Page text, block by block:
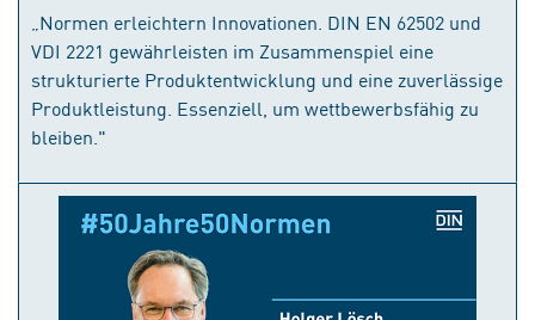
„Normen erleichtern Innovationen. DIN EN 62502 und
VDI 2221 gewährleisten im Zusammenspiel eine
strukturierte Produktentwicklung und eine zuverlässige
Produktleistung. Essenziell, um wettbewerbsfähig zu
bleiben."